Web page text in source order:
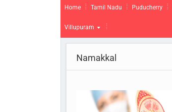
Home Tamil Nadu Puducherry
Villupuram
Namakkal